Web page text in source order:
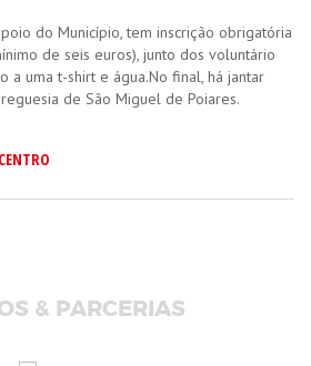
do Município, tem inscrição obrigatória
de seis euros), junto dos voluntário
a uma t-shirt e água.No final, há jantar
de São Miguel de Poiares.
& PARCERIAS